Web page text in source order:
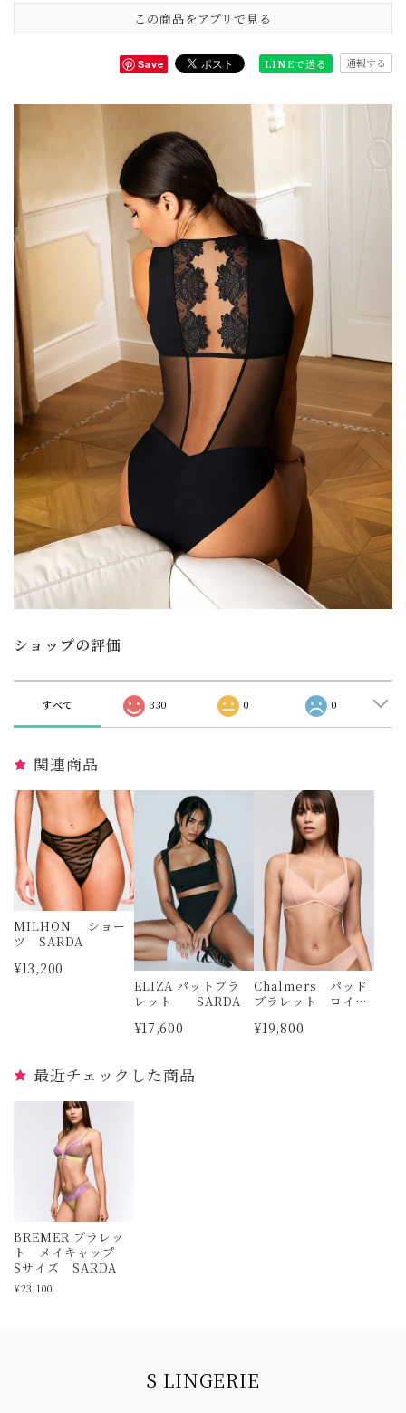
この商品をアプリで見る
Save LINEで送る 通報する
ショップの評価
すべて 330 0 0
関連商品
MILHON ショー
ツ SARDA
¥13,200
ELIZA パットブラ
レット SARDA
¥17,600
Chalmers パッド
ブラレット ロイヤ
¥19,800
最近チェックした商品
BREMER ブラレッ
ト メイキャップ
Sサイズ SARDA
¥23,100
S LINGERIE